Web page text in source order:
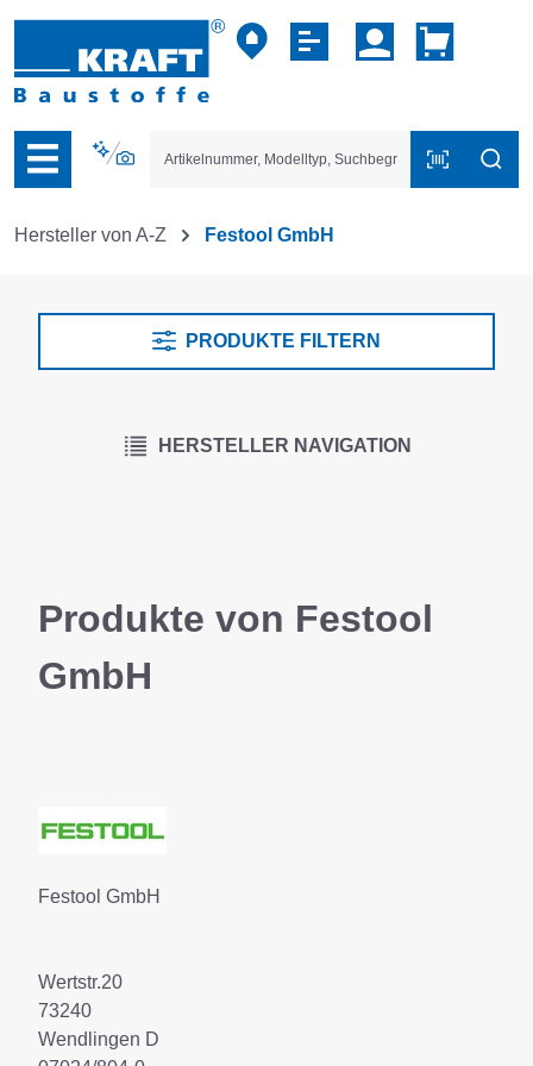
der B2B-Plattform springen
Hersteller von A-Z Festool GmbH
PRODUKTE FILTERN
HERSTELLER NAVIGATION
Produkte von Festool
GmbH
Festool GmbH
Wertstr.20
73240
Wendlingen D